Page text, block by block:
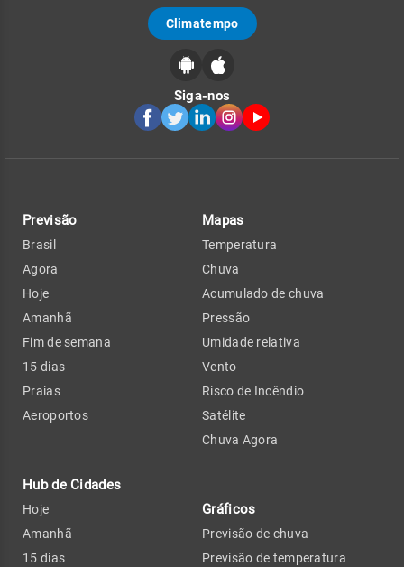
Climatempo
Siga-nos
Previsão
Brasil
Agora
Hoje
Amanhã
Fim de semana
15 dias
Praias
Aeroportos
Hub de Cidades
Hoje
Amanhã
15 dias
Mapas
Temperatura
Chuva
Acumulado de chuva
Pressão
Umidade relativa
Vento
Risco de Incêndio
Satélite
Chuva Agora
Gráficos
Previsão de chuva
Previsão de temperatura